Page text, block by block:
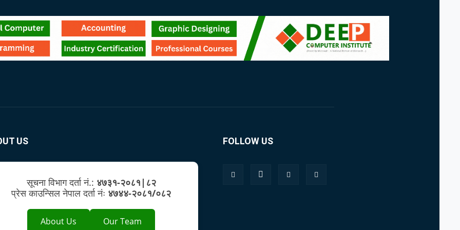
US
सूचना विभाग दर्ता नं.: ४७३१-२०८१|८२
प्रेस काउन्सिल नेपाल दर्ता नंः ४७४४-२०८१/०८२
About Us Our Team
FOLLOW US